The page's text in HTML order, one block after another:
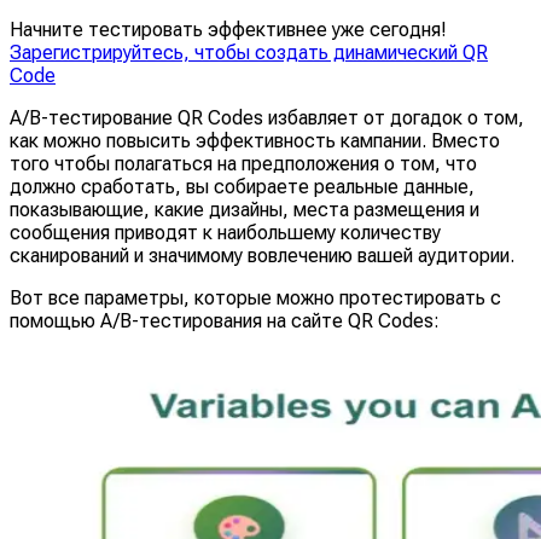
Начните тестировать эффективнее уже сегодня!
Зарегистрируйтесь, чтобы создать динамический QR
Code
A/B-тестирование QR Codes избавляет от догадок о том,
как можно повысить эффективность кампании. Вместо
того чтобы полагаться на предположения о том, что
должно сработать, вы собираете реальные данные,
показывающие, какие дизайны, места размещения и
сообщения приводят к наибольшему количеству
сканирований и значимому вовлечению вашей аудитории.
Вот все параметры, которые можно протестировать с
помощью A/B-тестирования на сайте QR Codes: